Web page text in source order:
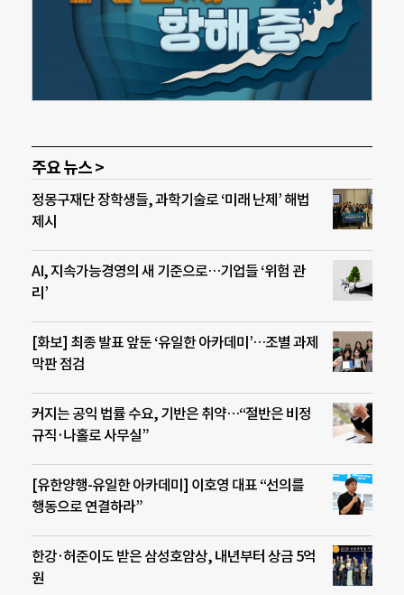
주요 뉴스 >
정몽구재단 장학생들, 과학기술로 ‘미래 난제’ 해법
제시
AI, 지속가능경영의 새 기준으로…기업들 ‘위험 관
리’
[화보] 최종 발표 앞둔 ‘유일한 아카데미’…조별 과제
막판 점검
커지는 공익 법률 수요, 기반은 취약…“절반은 비정
규직·나홀로 사무실”
[유한양행-유일한 아카데미] 이호영 대표 “선의를
행동으로 연결하라”
한강·허준이도 받은 삼성호암상, 내년부터 상금 5억
원